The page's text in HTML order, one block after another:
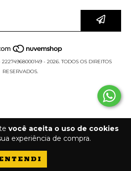
você aceita o uso de cookies
experiência de compra.
- 2026. TODOS OS DIREITOS
RESERVADOS.